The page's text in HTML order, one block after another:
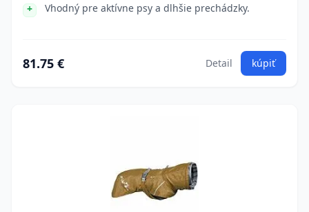
Vhodný pre aktívne psy a dlhšie prechádzky.
81.75 € Detail kúpiť